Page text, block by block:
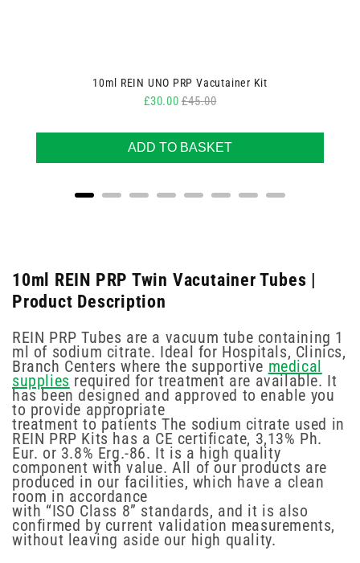
10ml REIN UNO PRP Vacutainer Kit
Sale price
£30.00 Original price
£45.00
ADD TO BASKET
10ml REIN PRP Twin Vacutainer Tubes |
Product Description
REIN PRP Tubes are a vacuum tube containing 1
ml of sodium citrate. Ideal for Hospitals, Clinics,
Branch Centers where the supportive medical
supplies required for treatment are available. It
has been designed and approved to enable you
to provide appropriate
treatment to patients The sodium citrate used in
REIN PRP Kits has a CE certificate, 3,13% Ph.
Eur. or 3.8% Erg.-86. It is a high quality
component with value. All of our products are
produced in our facilities, which have a clean
room in accordance
with “ISO Class 8” standards, and it is also
confirmed by current validation measurements,
without leaving aside our high quality.